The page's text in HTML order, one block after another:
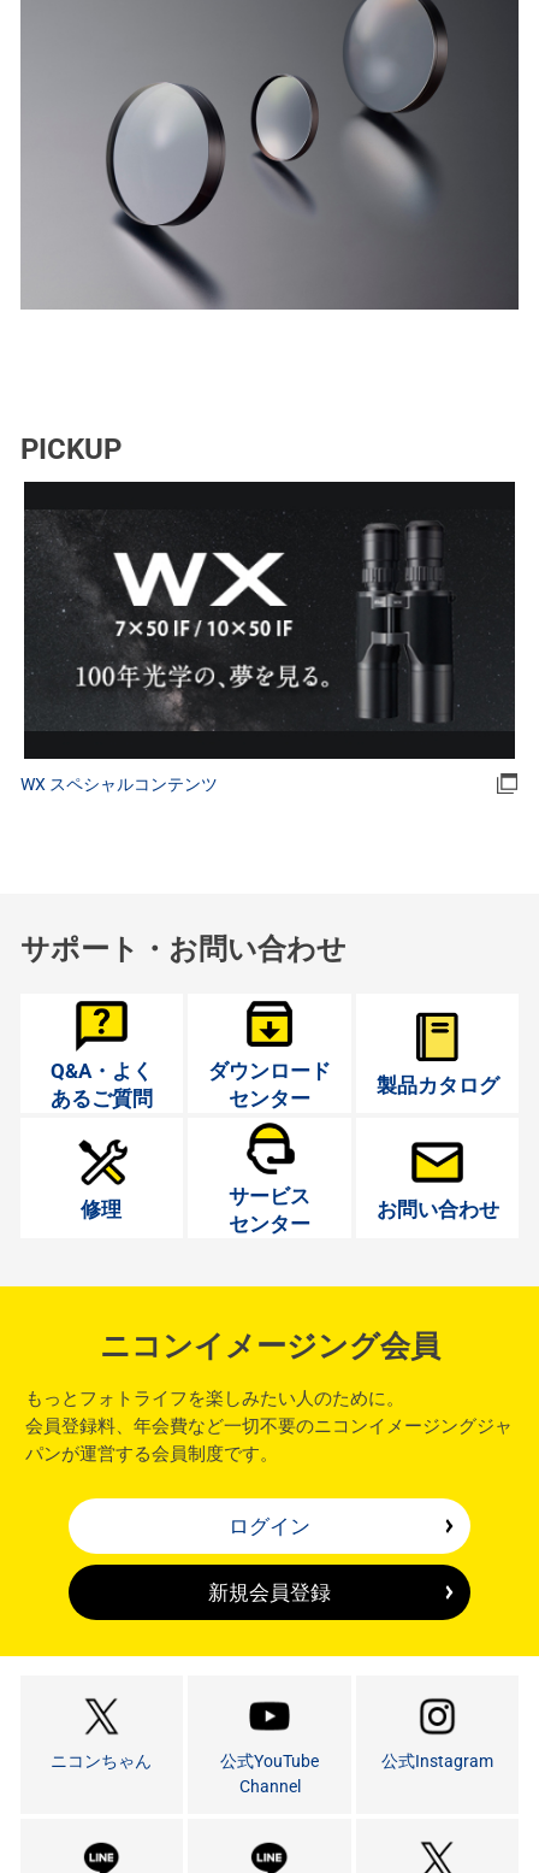
PICKUP
WX スペシャルコンテンツ
サポート・お問い合わせ
Q&A・よく
あるご質問
ダウンロード
センター
製品カタログ
修理
サービス
センター
お問い合わせ
ニコンイメージング会員
もっとフォトライフを楽しみたい人のために。
会員登録料、年会費など一切不要のニコンイメージングジャ
パンが運営する会員制度です。
ログイン
新規会員登録
ニコンちゃん
公式YouTube
Channel
公式Instagram